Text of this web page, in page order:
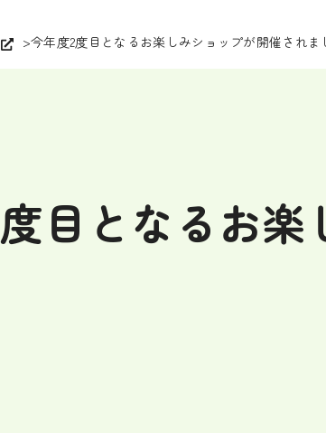
今年度2度目となるお楽しみショップが開催されま
目となるお